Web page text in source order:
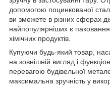
допомогою поцинкованої
ви зможете в різних сферах
найпопулярніших є паковання
хімічних продуктів.
Купуючи будь-який товар,
на зовнішній вигляд і
перевагою будівельної
максимальна зручність у